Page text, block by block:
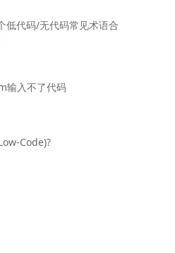
低代码/无代码常见术语合
输入不了代码
Code)?